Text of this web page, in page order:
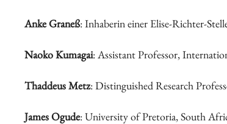
Anke Graneß: Inhaberin einer Elise-Richter-
Naoko Kumagai: Assistant Professor,
Thaddeus Metz: Distinguished Research
James Ogude: University of Pretoria, South